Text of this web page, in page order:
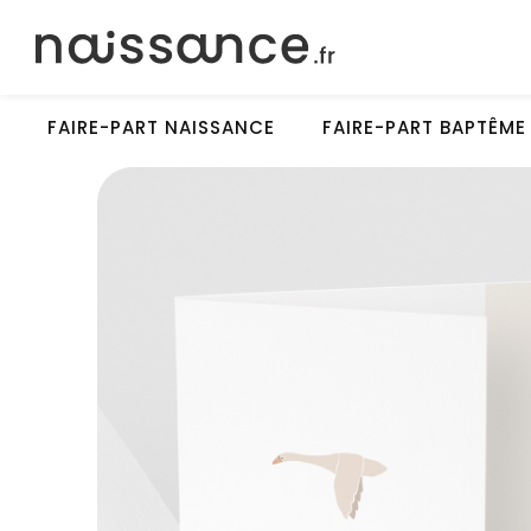
FAIRE-PART NAISSANCE FAIRE-PART BAPTÊME